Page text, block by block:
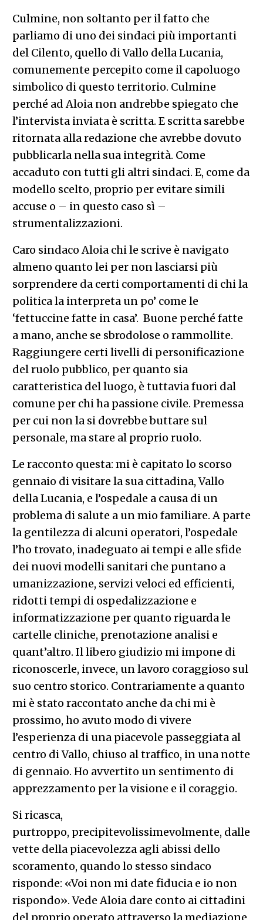
Culmine, non soltanto per il fatto che
parliamo di uno dei sindaci più importanti
del Cilento, quello di Vallo della Lucania,
comunemente percepito come il capoluogo
simbolico di questo territorio. Culmine
perché ad Aloia non andrebbe spiegato che
l’intervista inviata è scritta. E scritta sarebbe
ritornata alla redazione che avrebbe dovuto
pubblicarla nella sua integrità. Come
accaduto con tutti gli altri sindaci. E, come da
modello scelto, proprio per evitare simili
accuse o – in questo caso sì –
strumentalizzazioni.
Caro sindaco Aloia chi le scrive è navigato
almeno quanto lei per non lasciarsi più
sorprendere da certi comportamenti di chi la
politica la interpreta un po’ come le
‘fettuccine fatte in casa’. Buone perché fatte
a mano, anche se sbrodolose o rammollite.
Raggiungere certi livelli di personificazione
del ruolo pubblico, per quanto sia
caratteristica del luogo, è tuttavia fuori dal
comune per chi ha passione civile. Premessa
per cui non la si dovrebbe buttare sul
personale, ma stare al proprio ruolo.
Le racconto questa: mi è capitato lo scorso
gennaio di visitare la sua cittadina, Vallo
della Lucania, e l’ospedale a causa di un
problema di salute a un mio familiare. A parte
la gentilezza di alcuni operatori, l’ospedale
l’ho trovato, inadeguato ai tempi e alle sfide
dei nuovi modelli sanitari che puntano a
umanizzazione, servizi veloci ed efficienti,
ridotti tempi di ospedalizzazione e
informatizzazione per quanto riguarda le
cartelle cliniche, prenotazione analisi e
quant’altro. Il libero giudizio mi impone di
riconoscerle, invece, un lavoro coraggioso sul
suo centro storico. Contrariamente a quanto
mi è stato raccontato anche da chi mi è
prossimo, ho avuto modo di vivere
l’esperienza di una piacevole passeggiata al
centro di Vallo, chiuso al traffico, in una notte
di gennaio. Ho avvertito un sentimento di
apprezzamento per la visione e il coraggio.
Si ricasca,
purtroppo, precipitevolissimevolmente, dalle
vette della piacevolezza agli abissi dello
scoramento, quando lo stesso sindaco
risponde: «Voi non mi date fiducia e io non
rispondo». Vede Aloia dare conto ai cittadini